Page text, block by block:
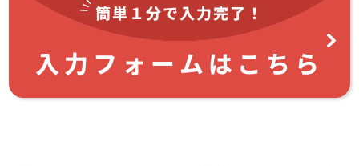
簡単１分で入力完了！
入力フォームはこちら